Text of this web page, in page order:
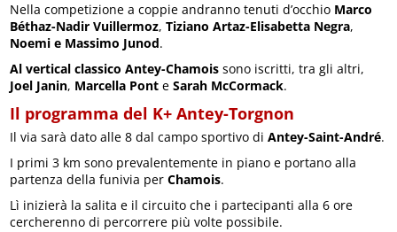
Nella competizione a coppie andranno tenuti d’occhio Marco
Béthaz-Nadir Vuillermoz,Tiziano Artaz-Elisabetta Negra,
Noemi e Massimo Junod.
Al vertical classico Antey-Chamois sono iscritti, tra gli altri,
Joel Janin, Marcella Pont eSarah McCormack.
Il programma del K+ Antey-Torgnon
Il via sarà dato alle 8 dal campo sportivo diAntey-Saint-André.
I primi 3 km sono prevalentemente in piano e portano alla
partenza della funivia perChamois.
Lì inizierà la salita e il circuito che i partecipanti alla 6 ore
cercherenno di percorrere più volte possibile.